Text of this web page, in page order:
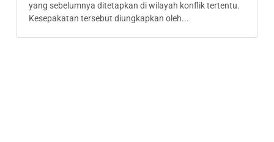
yang sebelumnya ditetapkan di wilayah konflik tertentu.
Kesepakatan tersebut diungkapkan oleh...